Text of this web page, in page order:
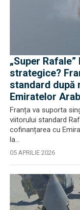
„Super
strategice?
standard după
Emiratelor
Franța va suporta
viitorului standard
cofinanțarea cu
la...
05 APRILIE 2026